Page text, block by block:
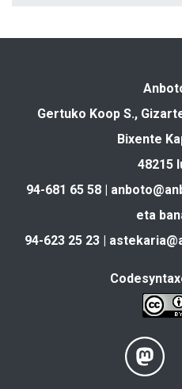
Gertuko Koop S.,
Bixente
48215
94-681 65 58 |
eta
94-623 25 23 |